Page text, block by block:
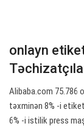
onlayn
Alibaba.com 75.786
təxminən 8% -i
6% -i istilik press